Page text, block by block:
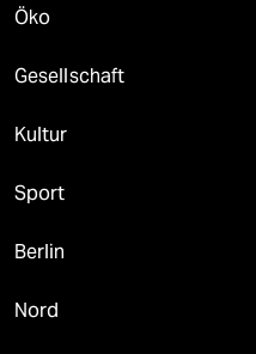
Öko
Gesellschaft
Kultur
Sport
Berlin
Nord